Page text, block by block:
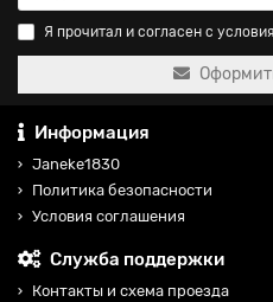
Я прочитал и согласен с
Информация
Janeke1830
Политика безопасности
Условия соглашения
Служба поддержки
Контакты и схема проезда